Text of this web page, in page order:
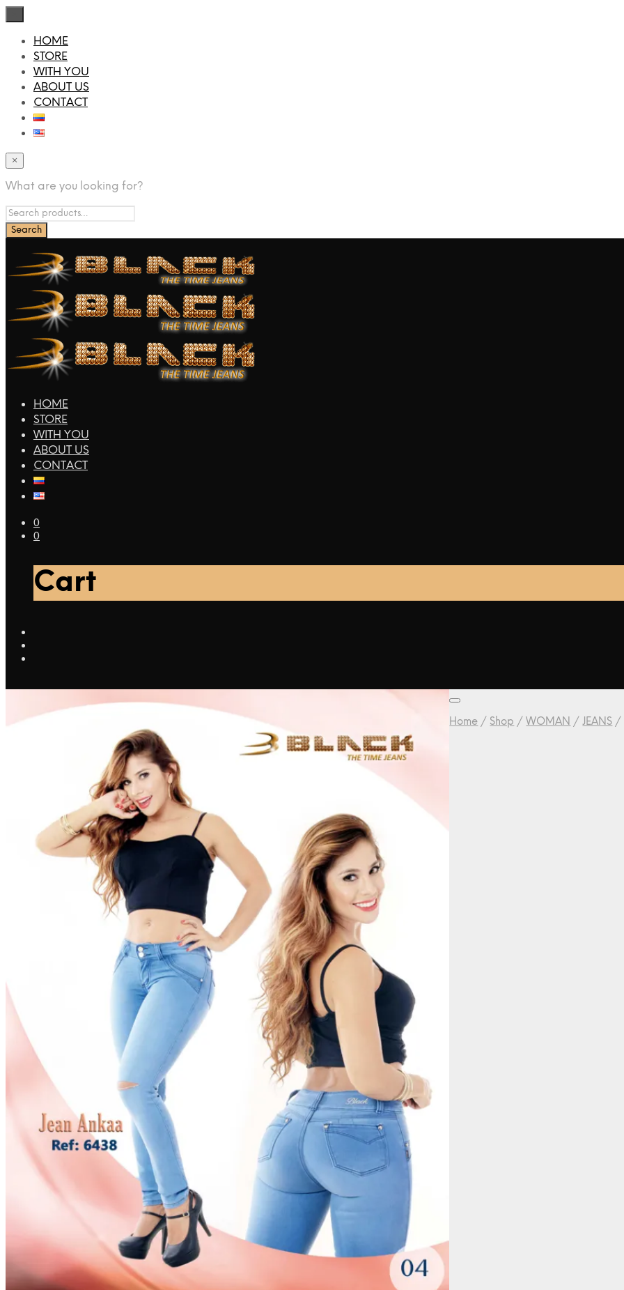
HOME
STORE
WITH YOU
ABOUT US
CONTACT
×
What are you looking for?
HOME
STORE
WITH YOU
ABOUT US
CONTACT
0
0
Cart
Home / Shop / WOMAN / JEANS /